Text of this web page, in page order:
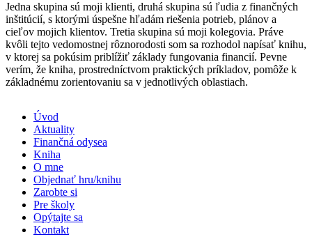
Jedna skupina sú moji klienti, druhá skupina sú ľudia z finančných
inštitúcií, s ktorými úspešne hľadám riešenia potrieb, plánov a
cieľov mojich klientov. Tretia skupina sú moji kolegovia. Práve
kvôli tejto vedomostnej rôznorodosti som sa rozhodol napísať knihu,
v ktorej sa pokúsim priblížiť základy fungovania financií. Pevne
verím, že kniha, prostredníctvom praktických príkladov, pomôže k
základnému zorientovaniu sa v jednotlivých oblastiach.
Úvod
Aktuality
Finančná odysea
Kniha
O mne
Objednať hru/knihu
Zarobte si
Pre školy
Opýtajte sa
Kontakt